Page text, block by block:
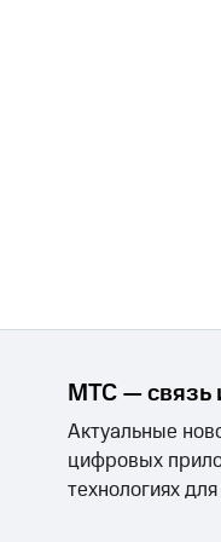
МТС — связь
Актуальные
цифровых
технологиях